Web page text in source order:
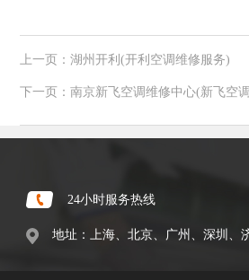
上一页：湖州开利(开利空调维修服务)
下一页：南京新飞空调维修中心(新飞空
24小时服务热线
地址：上海、北京、广州、深圳、